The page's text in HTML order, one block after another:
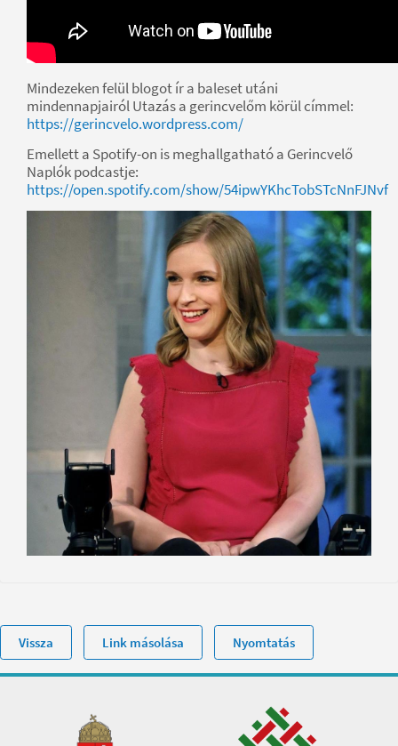
Mindezeken felül blogot ír a baleset utáni
mindennapjairól Utazás a gerincvelőm körül címmel:
https://gerincvelo.wordpress.com/
Emellett a Spotify-on is meghallgatható a Gerincvelő
Naplók podcastje:
https://open.spotify.com/show/54ipwYKhcTobSTcNnFJNvf
Vissza Link másolása Nyomtatás